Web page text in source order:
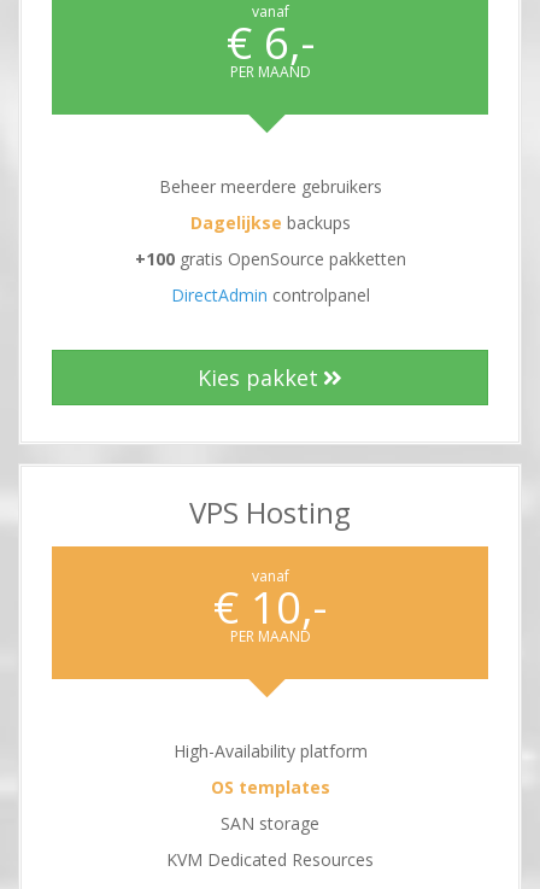
vanaf
€ 6,-
PER MAAND
Beheer meerdere gebruikers
Dagelijkse backups
+100gratis OpenSource pakketten
DirectAdmin controlpanel
Kies pakket
VPS Hosting
vanaf
€ 10,-
PER MAAND
High-Availability platform
OS templates
SAN storage
KVM Dedicated Resources